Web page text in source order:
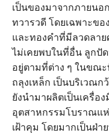
เป็นของมาจากภายนอ
ทวารวดี โดยเฉพาะขอ
และทองคำที่มีลวดลา
ไม่เคยพบในที่อื่น ลูกปั
อยู่ตามที่ต่าง ๆ ในขณะ
ถลุงเหล็ก เป็นบริเวณก
ยังนำมาผลิตเป็นเครื่อ
อุตสาหกรรมโบราณแ
เฝ้าคุม โดยมากเป็นฝ่